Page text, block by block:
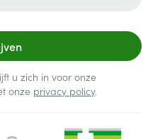
u zich in voor onze
onze privacy policy.